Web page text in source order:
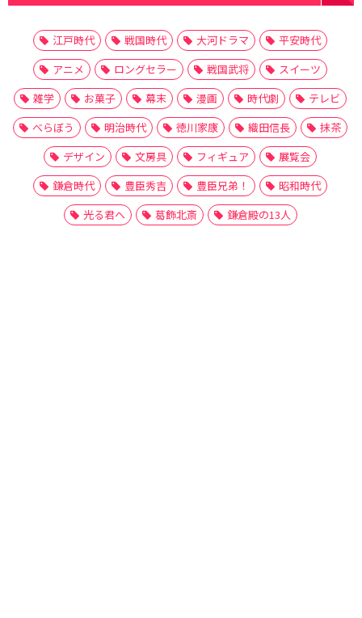
江戸時代 戦国時代 大河ドラマ
平安時代
アニメ
ロングセラー 戦国武将
スイーツ
雑学
お菓子 幕末 漫画 時代劇
テレビ
べらぼう
明治時代 徳川家康 織田信長
抹茶
デザイン
文房具 フィギュア
展覧会
鎌倉時代
豊臣秀吉 豊臣兄弟！
昭和時代
光る君へ
葛飾北斎 鎌倉殿の13人